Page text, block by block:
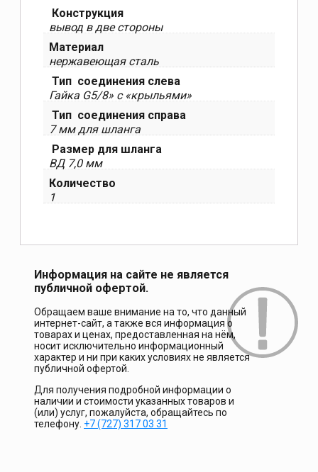
Конструкция
вывод в две стороны
Материал
нержавеющая сталь
Тип соединения слева
Гайка G5/8» с «крыльями»
Тип соединения справа
7 мм для шланга
Размер для шланга
ВД 7,0 мм
Количество
1
Информация на сайте не является
публичной офертой.
Обращаем ваше внимание на то, что данный
интернет-сайт, а также вся информация о
товарах и ценах, предоставленная на нём,
носит исключительно информационный
характер и ни при каких условиях не является
публичной офертой.
Для получения подробной информации о
наличии и стоимости указанных товаров и
(или) услуг, пожалуйста, обращайтесь по
телефону. +7 (727) 317 03 31